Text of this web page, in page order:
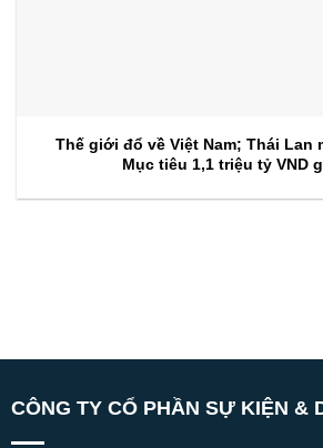
Thế giới đổ về Việt Nam; Thái Lan
Mục tiêu 1,1 triệu tỷ VND
CÔNG TY CỔ PHẦN SỰ KIỆN &